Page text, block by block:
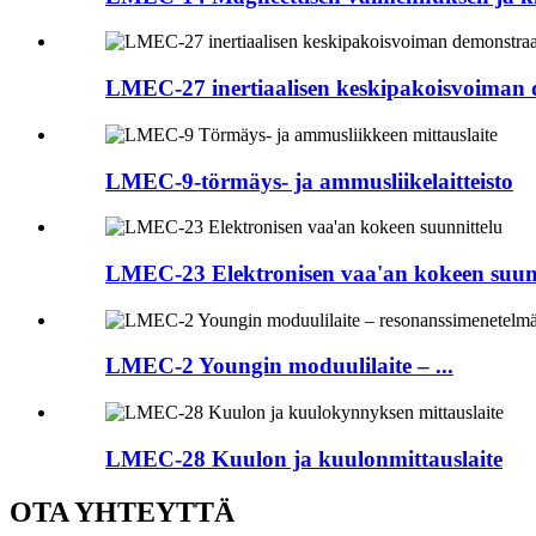
LMEC-27 inertiaalisen keskipakoisvoiman
LMEC-9-törmäys- ja ammusliikelaitteisto
LMEC-23 Elektronisen vaa'an kokeen
LMEC-2 Youngin moduulilaite – ...
LMEC-28 Kuulon ja kuulonmittauslaite
OTA YHTEYTTÄ